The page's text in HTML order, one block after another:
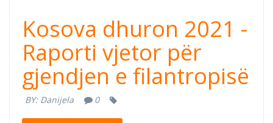
Kosova dhuron
2021 - Raporti
vjetor për
gjendjen e
Kosova dhuron 2021 -
Raporti vjetor për
gjendjen e filantropisë
BY: Danijela 0